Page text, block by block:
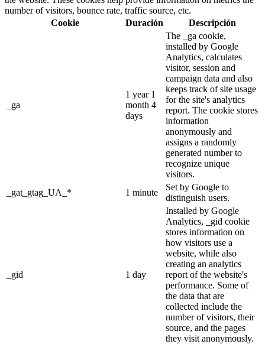
number of visitors, bounce rate, traffic source, etc.
Cookie
Duración Descripción
_ga
1 year 1
month 4
days
The _ga cookie,
installed by Google
Analytics, calculates
visitor, session and
campaign data and also
keeps track of site usage
for the site's analytics
report. The cookie stores
information
anonymously and
assigns a randomly
generated number to
recognize unique
visitors.
_gat_gtag_UA_*
1 minute
Set by Google to
distinguish users.
_gid 1 day
Installed by Google
Analytics, _gid cookie
stores information on
how visitors use a
website, while also
creating an analytics
report of the website's
performance. Some of
the data that are
collected include the
number of visitors, their
source, and the pages
they visit anonymously.